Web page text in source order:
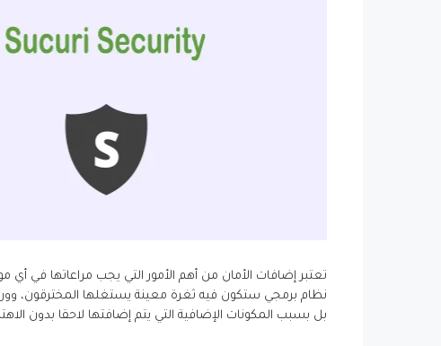
نظام برمجي ستكون فيه ثغرة معينة يستغلها المخترقون،
بل بسبب المكونات الإضافية التي يتم إضافتها لاحقا بدون